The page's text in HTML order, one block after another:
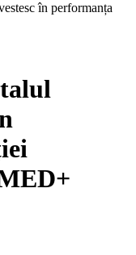
în performanța